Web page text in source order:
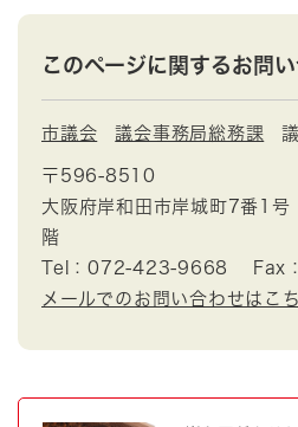
このページに関するお問
市議会 議会事務局総務課
〒596-8510
大阪府岸和田市岸城町7番1
階
Tel：072-423-9668
Fax
メールでのお問い合わせはこ